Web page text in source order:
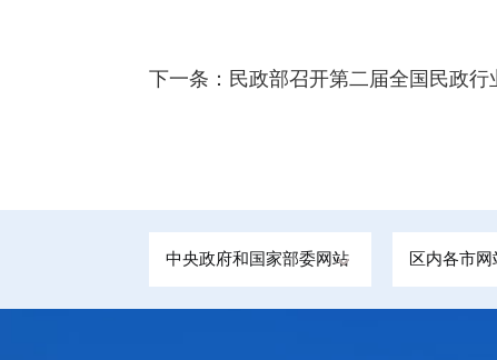
下一条： 民政部召开第二届全国民政
中央政府和国家部委网站 区内各市网